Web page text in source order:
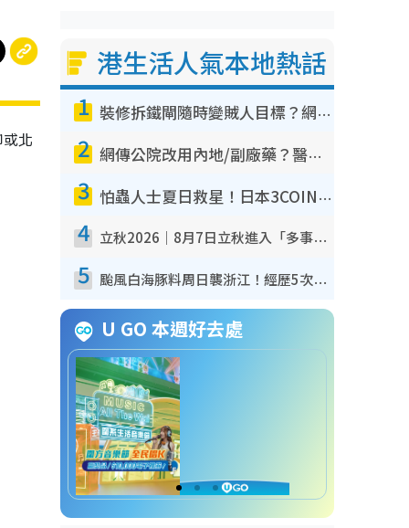
北
港生活人氣本地熱話
1 裝修拆鐵閘隨時變賊人目標？網民揭2大關鍵用途：裝新式等於白裝？附新舊鐵閘分別
2 網傳公院改用內地/副廠藥？醫生拆解正副廠分別 揭4類人換藥隨時出事
3 怕蟲人士夏日救星！日本3COINS爆紅驅蟲神器$45起 1招「全程免觸碰」輕鬆搞定小強
4 立秋2026｜8月7日立秋進入「多事之秋」 3件事唔做得！專家教6招開運 清枱頭／銀包納氣接好運
5 颱風白海豚料周日襲浙江！經歷5次「眼牆置換」極罕見 成登陸內地最長途颱風
U GO 本週好去處